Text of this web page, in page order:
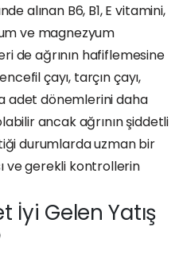
alınan B6, B1, E vitamini,
ve magnezyum
de ağrının hafiflemesine
çayı, tarçın çayı,
adet dönemlerini daha
ancak ağrının şiddetli
durumlarda uzman bir
ve gerekli kontrollerin
İyi Gelen Yatış